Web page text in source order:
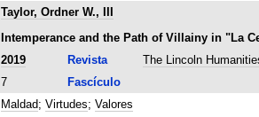
Taylor, Ordner W., III
Intemperance and the Path of Villainy in "La
2019 Revista
The Lincoln
7
Fascículo
Maldad; Virtudes; Valores